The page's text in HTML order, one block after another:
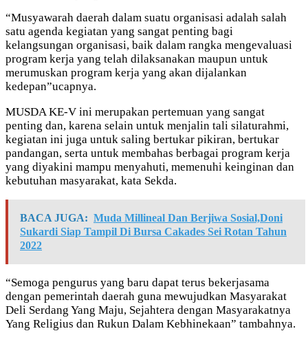
“Musyawarah daerah dalam suatu organisasi adalah salah
satu agenda kegiatan yang sangat penting bagi
kelangsungan organisasi, baik dalam rangka mengevaluasi
program kerja yang telah dilaksanakan maupun untuk
merumuskan program kerja yang akan dijalankan
kedepan”ucapnya.
MUSDA KE-V ini merupakan pertemuan yang sangat
penting dan, karena selain untuk menjalin tali silaturahmi,
kegiatan ini juga untuk saling bertukar pikiran, bertukar
pandangan, serta untuk membahas berbagai program kerja
yang diyakini mampu menyahuti, memenuhi keinginan dan
kebutuhan masyarakat, kata Sekda.
BACA JUGA: Muda Millineal Dan Berjiwa Sosial,Doni
Sukardi Siap Tampil Di Bursa Cakades Sei Rotan Tahun
2022
“Semoga pengurus yang baru dapat terus bekerjasama
dengan pemerintah daerah guna mewujudkan Masyarakat
Deli Serdang Yang Maju, Sejahtera dengan Masyarakatnya
Yang Religius dan Rukun Dalam Kebhinekaan” tambahnya.